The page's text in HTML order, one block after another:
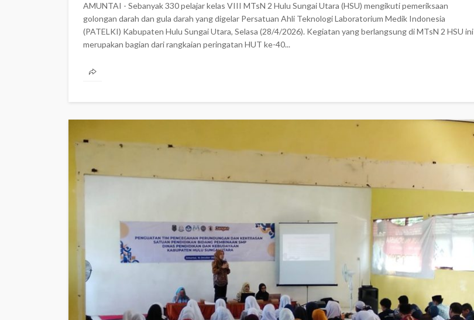
AMUNTAI - Sebanyak 330 pelajar kelas VIII MTsN 2 Hulu Sungai Utara (HSU) mengikuti pemeriksaan
golongan darah dan gula darah yang digelar Persatuan Ahli Teknologi Laboratorium Medik Indonesia
(PATELKI) Kabupaten Hulu Sungai Utara, Selasa (28/4/2026). ‎Kegiatan yang berlangsung di MTsN 2 HSU ini
merupakan bagian dari rangkaian peringatan HUT ke-40...